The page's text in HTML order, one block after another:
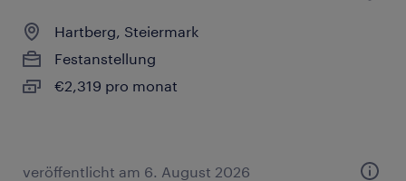
Hartberg, Steiermark
Festanstellung
€2,319 pro monat
veröffentlicht am 6. August 2026